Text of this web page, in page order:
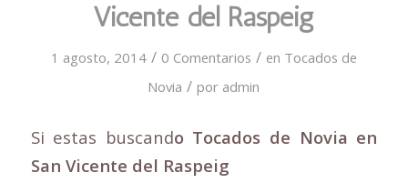
Vicente del Raspeig
1 agosto, 2014 / 0 Comentarios / en Tocados de
Novia / por admin
Si estas buscando Tocados de Novia en
San Vicente del Raspeig